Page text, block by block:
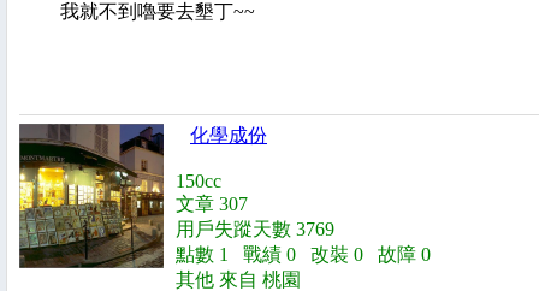
我就不到嚕要去墾丁~~
化學成份
150cc
文章 307
用戶失蹤天數 3769
點數 1 戰績 0 改裝 0 故障 0
其他 來自 桃園